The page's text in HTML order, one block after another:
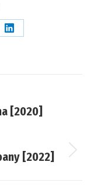
Condividi
[2020]
[2022]